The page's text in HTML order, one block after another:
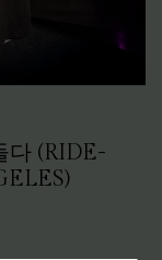
다 (RIDE-